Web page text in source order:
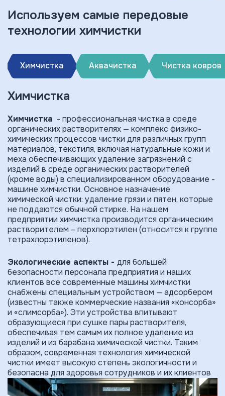
Используем самые передовые
технологии химчистки
Химчистка Аквачистка Чистка ковров
Химчистка
Химчистка - профессиональная чистка в среде
органических растворителях — комплекс физико-
химических процессов чистки для различных групп
материалов, текстиля, включая натуральные кожи и
меха обеспечивающих удаление загрязнений с
изделий в среде органических растворителей
(кроме воды) в специализированном оборудование -
машине химчистки. Основное назначение
химической чистки: удаление грязи и пятен, которые
не поддаются обычной стирке. На нашем
предприятии химчистка производится органическим
растворителем – перхлорэтилен (относится к группе
тетрахлорэтиленов).
Экологические аспекты - для большей
безопасности персонала предприятия и наших
клиентов все современные машины химчистки
снабжены специальным устройством — адсорбером
(известны также коммерческие названия «консорба»
и «слимсорба»). Эти устройства впитывают
образующиеся при сушке пары растворителя,
обеспечивая тем самым их полное удаление из
изделий и из барабана химической чистки. Таким
образом, современная техноло­гия химической
чистки имеет высокую степень экологичности и
безопасна для здоровья сотрудников и их клиентов